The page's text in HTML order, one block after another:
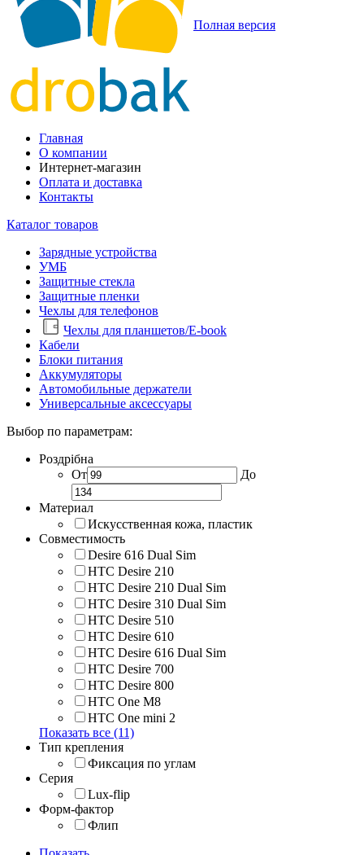
Полная версия
Главная
О компании
Интернет-магазин
Оплата и доставка
Контакты
Каталог товаров
Зарядные устройства
УМБ
Защитные стекла
Защитные пленки
Чехлы для телефонов
Чехлы для планшетов/E-book
Кабели
Блоки питания
Аккумуляторы
Автомобильные держатели
Универсальные аксессуары
Выбор по параметрам:
Роздрібна
От
До
Материал
Искусственная кожа, пластик
Совместимость
Desire 616 Dual Sim
HTC Desire 210
HTC Desire 210 Dual Sim
HTC Desire 310 Dual Sim
HTC Desire 510
HTC Desire 610
HTC Desire 616 Dual Sim
HTC Desire 700
HTC Desire 800
HTC One M8
HTC One mini 2
Показать все (11)
Тип крепления
Фиксация по углам
Серия
Lux-flip
Форм-фактор
Флип